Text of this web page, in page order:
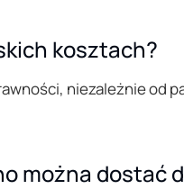
kosztach?
niezależnie od
można dostać